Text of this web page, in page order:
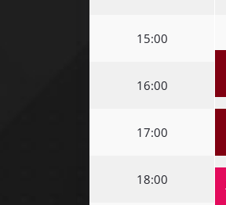
15:00
16:00
17:00
18:00